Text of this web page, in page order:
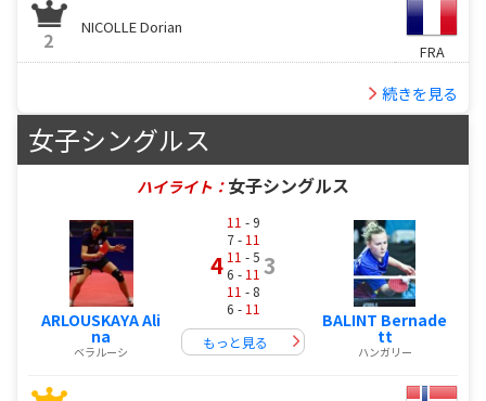
2
NICOLLE Dorian
FRA
続きを見る
女子シングルス
ハイライト： 女子シングルス
ARLOUSKAYA Ali
na
ベラルーシ
4
11 - 9
7 - 11
11 - 5
6 - 11
11 - 8
6 - 11
3
もっと見る
BALINT Bernade
tt
ハンガリー